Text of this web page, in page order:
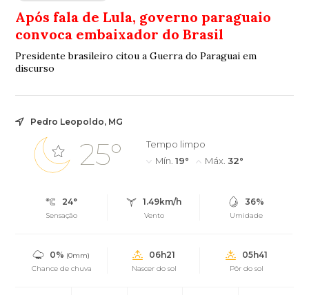
Após fala de Lula, governo paraguaio
convoca embaixador do Brasil
Presidente brasileiro citou a Guerra do Paraguai em
discurso
Pedro Leopoldo, MG
25°
Tempo limpo
Mín. 19° Máx. 32°
24°
Sensação
1.49km/h
Vento
36%
Umidade
0% (0mm)
Chance de chuva
06h21
Nascer do sol
05h41
Pôr do sol